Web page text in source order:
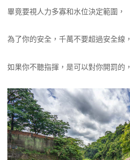
畢竟要視人力多寡和水位決定範圍，
為了你的安全，千萬不要超過安全線，
如果你不聽指揮，是可以對你開罰的，